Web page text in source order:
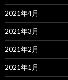
2021年4月
2021年3月
2021年2月
2021年1月